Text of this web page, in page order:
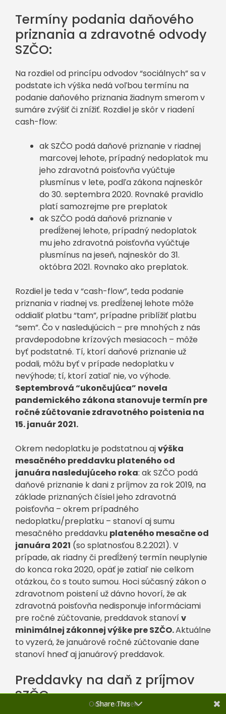
Termíny podania daňového
priznania a zdravotné odvody
SZČO:
Na rozdiel od princípu odvodov “sociálnych” sa v
podstate ich výška nedá voľbou termínu na
podanie daňového priznania žiadnym smerom v
sumáre zvýšiť či znížiť. Rozdiel je skôr v riadení
cash-flow:
ak SZČO podá daňové priznanie v riadnej
marcovej lehote, prípadný nedoplatok mu
jeho zdravotná poisťovňa vyúčtuje
plusmínus v lete, podľa zákona najneskôr
do 30. septembra 2020. Rovnaké pravidlo
platí samozrejme pre preplatok
ak SZČO podá daňové priznanie v
predĺženej lehote, prípadný nedoplatok
mu jeho zdravotná poisťovňa vyúčtuje
plusmínus na jeseň, najneskôr do 31.
októbra 2021. Rovnako ako preplatok.
Rozdiel je teda v “cash-flow”, teda podanie
priznania v riadnej vs. predĺženej lehote môže
oddialiť platbu “tam”, prípadne priblížiť platbu
“sem”. Čo v nasledujúcich – pre mnohých z nás
pravdepodobne krízových mesiacoch – môže
byť podstatné. Tí, ktorí daňové priznanie už
podali, môžu byť v prípade nedoplatku v
nevýhode; tí, ktorí zatiaľ nie, vo výhode.
Septembrová “ukončujúca” novela
pandemického zákona stanovuje termín pre
ročné zúčtovanie zdravotného poistenia na
15. január 2021.
Okrem nedoplatku je podstatnou ajvýška
mesačného preddavku plateného od
januára nasledujúceho roka: ak SZČO podá
daňové priznanie k dani z príjmov za rok 2019, na
základe priznaných čísiel jeho zdravotná
poisťovňa – okrem prípadného
nedoplatku/preplatku – stanoví aj sumu
mesačného preddavku plateného mesačne od
januára 2021 (so splatnosťou 8.2.2021). V
prípade, ak riadny či predĺžený termín neuplynie
do konca roka 2020, opäť je zatiaľ nie celkom
otázkou, čo s touto sumou. Hoci súčasný zákon o
zdravotnom poistení už dávno hovorí, že ak
zdravotná poisťovňa nedisponuje informáciami
pre ročné zúčtovanie, preddavok stanovív
minimálnej zákonnej výške pre SZČO.Aktuálne
to vyzerá, že januárové ročné zúčtovanie dane
stanoví hneď aj januárový preddavok.
Preddavky na daň z príjmov
SZČO
Share This
Odber noviniek